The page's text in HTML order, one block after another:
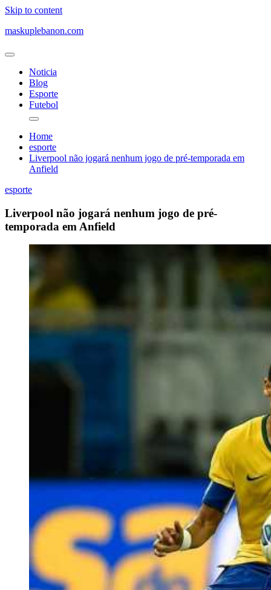
Skip to content
maskuplebanon.com
Noticia
Blog
Esporte
Futebol
Home
esporte
Liverpool não jogará nenhum jogo de pré-temporada em
Anfield
esporte
Liverpool não jogará nenhum jogo de pré-
temporada em Anfield